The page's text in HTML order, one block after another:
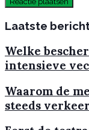
Laatste
Welke
intensieve
Waarom de
steeds